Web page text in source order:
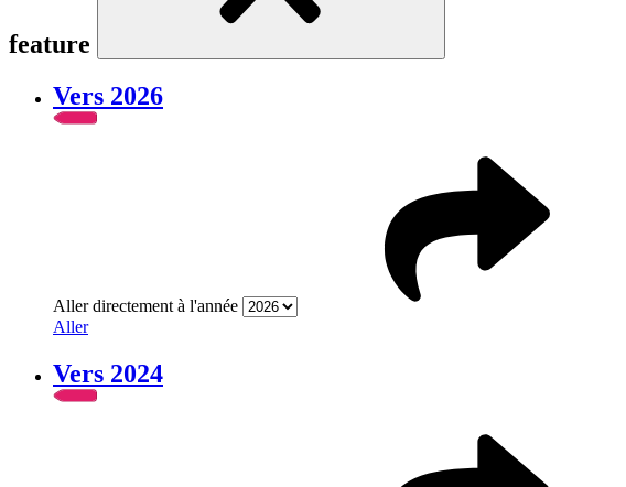
feature
Vers 2026
Aller directement à l'année
Aller
Vers 2024